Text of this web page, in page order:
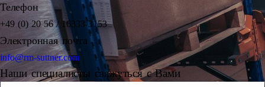
Телефон
+49 (0) 20 56 / 16333-3153
Электронная почта
info@rm-suttner.com
Наши специалисты свяжуться с Вами